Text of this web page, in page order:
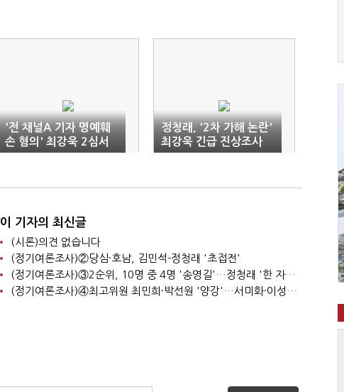
'전 채널A 기자 명예훼
손 혐의' 최강욱 2심서
벌금 1000만원
정청래, '2차 가해 논란'
최강욱 긴급 진상조사
지시
이 기자의 최신글
(시론)의견 없습니다
(정기여론조사)②당심·호남, 김민석-정청래 '초접전'
(정기여론조사)③2순위, 10명 중 4명 '송영길'…정청래 '한 자릿수'
(정기여론조사)④최고위원 최민희·박선원 '양강'…서미화·이성윤·임미애 뒤이어